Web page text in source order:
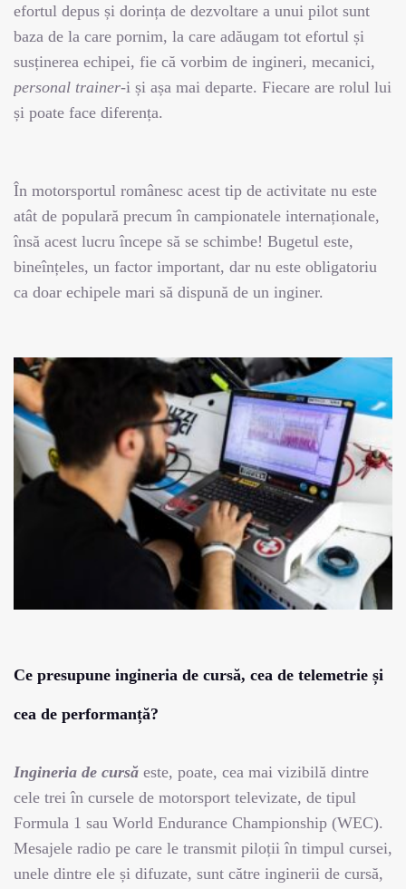
efortul depus și dorința de dezvoltare a unui pilot sunt
baza de la care pornim, la care adăugam tot efortul și
susținerea echipei, fie că vorbim de ingineri, mecanici,
personal trainer-i și așa mai departe. Fiecare are rolul lui
și poate face diferența.
În motorsportul românesc acest tip de activitate nu este
atât de populară precum în campionatele internaționale,
însă acest lucru începe să se schimbe! Bugetul este,
bineînțeles, un factor important, dar nu este obligatoriu
ca doar echipele mari să dispună de un inginer.
Ce presupune ingineria de cursă, cea de telemetrie și
cea de performanță?
Ingineria de cursă este, poate, cea mai vizibilă dintre
cele trei în cursele de motorsport televizate, de tipul
Formula 1 sau World Endurance Championship (WEC).
Mesajele radio pe care le transmit piloții în timpul cursei,
unele dintre ele și difuzate, sunt către inginerii de cursă,